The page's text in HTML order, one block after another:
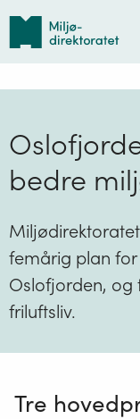
Tilbake
forsiden
bedre
femårig plan
Oslofjorden, og
friluftsliv.
Tre